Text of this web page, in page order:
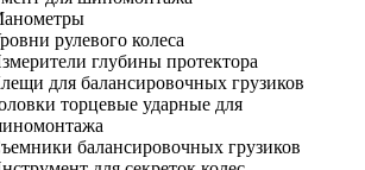
рулевого колеса
глубины протектора
для балансировочных грузиков
торцевые ударные для
балансировочных грузиков